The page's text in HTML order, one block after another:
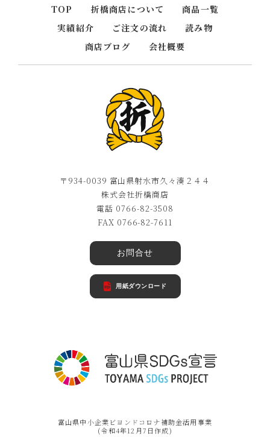
TOP 折橋商店について
商品一覧
実績紹介
ご注文の流れ
読み物
商店ブログ
会社概要
〒934-0039 富山県射水市久々湊２４４
株式会社折橋商店
電話 0766-82-3508
FAX 0766-82-7611
お問合せ
用紙ダウンロード
富山県中小企業ビヨンドコロナ補助金活用事業
(令和4年12月7日作成)